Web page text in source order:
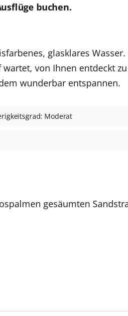
buchen.
glasklares
von Ihnen entdeckt
wunderbar entspannen.
Moderat
gesäumten